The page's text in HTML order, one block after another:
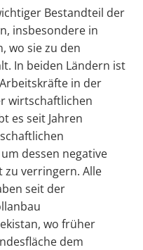
Bestandteil der
insbesondere in
wo sie zu den
In beiden Ländern ist
in der
wirtschaftlichen
es seit Jahren
dessen negative
zu verringern. Alle
seit der
wo früher
dem